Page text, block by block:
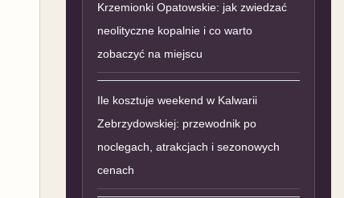
Krzemionki Opatowskie: jak zwiedzać
neolityczne kopalnie i co warto
zobaczyć na miejscu
Ile kosztuje weekend w Kalwarii
Zebrzydowskiej: przewodnik po
noclegach, atrakcjach i sezonowych
cenach